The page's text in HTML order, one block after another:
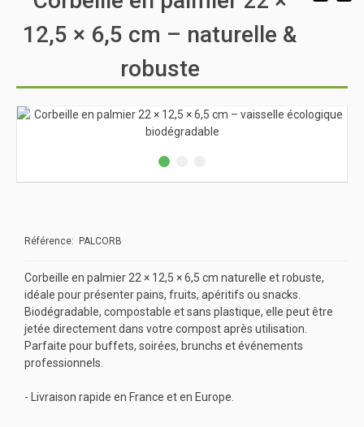
12,5 × 6,5 cm – naturelle &
robuste
Référence: PALCORB
Corbeille en palmier 22 × 12,5 × 6,5 cm naturelle et robuste,
idéale pour présenter pains, fruits, apéritifs ou snacks.
Biodégradable, compostable et sans plastique, elle peut être
jetée directement dans votre compost après utilisation.
Parfaite pour buffets, soirées, brunchs et événements
professionnels.
- Livraison rapide en France et en Europe.